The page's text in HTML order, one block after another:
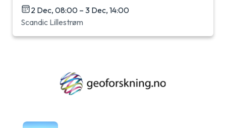
2 Dec, 08:00 – 3 Dec, 14:00
Scandic Lillestrøm